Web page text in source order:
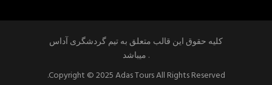
کلیه حقوق این قالب متعلق به تیم گردشگری آداس
میباشد .
.Copyright © 2025 Adas Tours All Rights Reserved